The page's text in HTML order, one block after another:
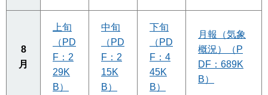
8
月
上旬
（PD
F：2
29K
B）
中旬
（PD
F：2
15K
B）
下旬
（PD
F：4
45K
B）
月報（気象
概況）（P
DF：689K
B）